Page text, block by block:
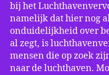
bij het
namelijk dat hier nog
onduidelijkheid over
al zegt, is
mensen die op zoek
naar de luchthaven.